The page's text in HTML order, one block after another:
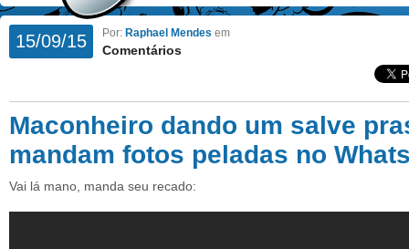
15/09/15 Por: Raphael Mendes em
Comentários
Maconheiro dando um salve
mandam fotos peladas no
Vai lá mano, manda seu recado: